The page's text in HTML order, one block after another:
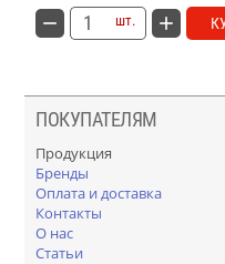
шт.
ПОКУПАТЕЛЯМ
Продукция
Бренды
Оплата и доставка
Контакты
О нас
Статьи